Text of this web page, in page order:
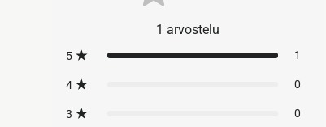
1 arvostelu
5 1
4 0
3 0